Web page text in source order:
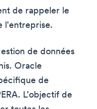
de rappeler le
l'entreprise.
de données
Oracle
de
L'objectif de